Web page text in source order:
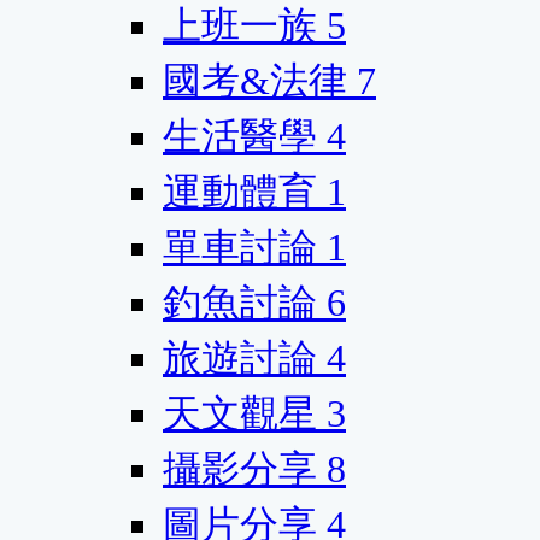
上班一族 5
國考&法律 7
生活醫學 4
運動體育 1
單車討論 1
釣魚討論 6
旅遊討論 4
天文觀星 3
攝影分享 8
圖片分享 4